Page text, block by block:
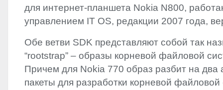
для интернет-планшета Nokia N800,
управлением IT OS, редакции 2007 года,
Обе ветви SDK представляют собой так
“rootstrap” – образы корневой файловой
Причем для Nokia 770 образ разбит на два
пакеты для разработки корневой